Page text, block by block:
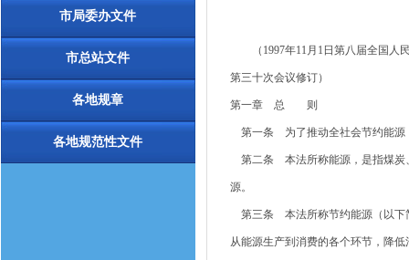
市局委办文件
市总站文件
各地规章
各地规范性文件
（1997年11月1日第八届全国人民
第三十次会议修订）
第一章 总 则
第一条 为了推动全社会节约能源
第二条 本法所称能源，是指煤炭
源。
第三条 本法所称节约能源（以下
从能源生产到消费的各个环节，降